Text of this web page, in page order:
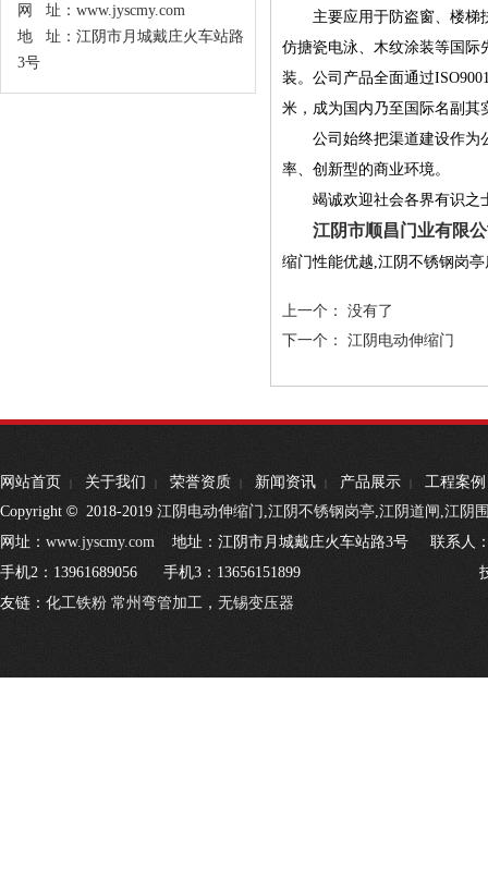
网 址：www.jyscmy.com
地 址：江阴市月城戴庄火车站路
3号
主要应用于防盗窗、楼梯扶
仿搪瓷电泳、木纹涂装等国际
装。公司产品全面通过
米，成为国内乃至国际名副其
公司始终把渠道建设作为公
率、创新型的商业环境。
竭诚欢迎社会各界有识之士
江阴市顺昌门业有限
缩门性能优越,江阴不锈钢岗亭
上一个： 没有了
下一个： 江阴电动伸缩门
网站首页 | 关于我们 | 荣誉资质 | 新闻资讯 | 产品展示 |
工程案例
Copyright © 2018-2019 江阴电动伸缩门 ,江阴不锈钢岗亭,江阴道闸 ,江阴
网址： www.jyscmy.com
地址：江阴市月城戴庄火车站路3号 联系人
手机2：13961689056 手机3：13656151899 技
友链： 化工铁粉 常州弯管加工 ， 无锡变压器